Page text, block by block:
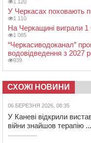
1 120
У Черкасах поховають
1 110
На Черкащині виграли 1
1 085
“Черкасиводоканал”
водовідведення з 2027
939
СХОЖІ НОВИНИ
06 БЕРЕЗНЯ 2026, 08:35
У Каневі відкрили
війни знайшов терапію ...